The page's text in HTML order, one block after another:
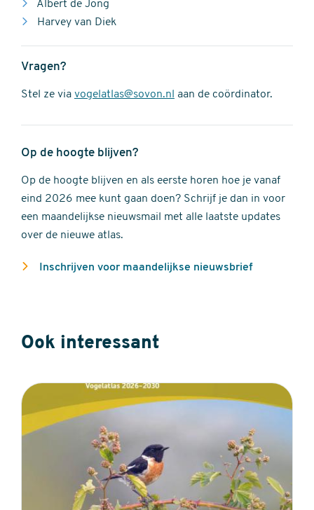
Albert de Jong
Harvey van Diek
Vragen?
Stel ze via vogelatlas@sovon.nl aan de coördinator.
Op de hoogte blijven?
Op de hoogte blijven en als eerste horen hoe je vanaf
eind 2026 mee kunt gaan doen? Schrijf je dan in voor
een maandelijkse nieuwsmail met alle laatste updates
over de nieuwe atlas.
Inschrijven voor maandelijkse nieuwsbrief
Ook interessant